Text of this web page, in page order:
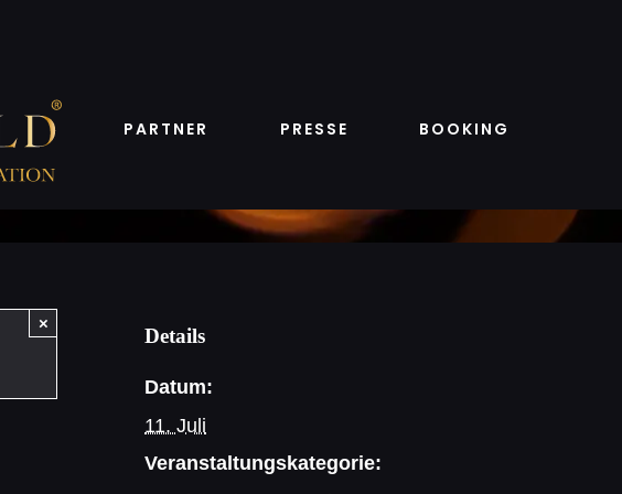
PARTNER PRESSE BOOKING
×
Details
Datum:
11. Juli
Veranstaltungskategorie: